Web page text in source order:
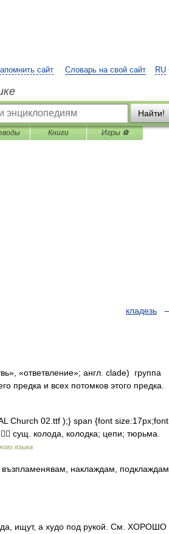
RU
сайт Словарь на свой сайт
Найти!
Книги Игры ⚽
кладезь
«ответвление»; англ. clade) группа
предка и всех потомков этого предка.
Church 02.ttf );} span {font size:17px;font
сущ. колода, колодка; цепи; тюрьма.
языка
наклаждам, подклаждам
ищут, а худо под рукой. См. ХОРОШО